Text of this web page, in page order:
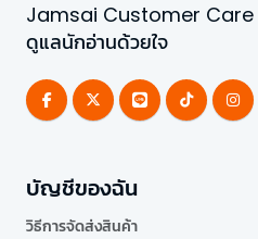
Jamsai Customer Care
ดูแลนักอ่านด้วยใจ
บัญชีของฉัน
วิธีการจัดส่งสินค้า